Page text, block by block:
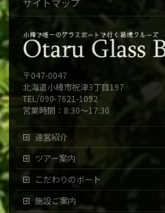
〒047-0047
北海道小樽市祝津3丁目197
TEL/090-7621-1092
営業時間：8:30～17:30
運営紹介
ツアー案内
こだわりのボート
施設ご案内